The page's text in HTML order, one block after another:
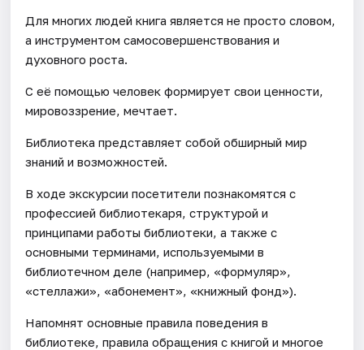
Для многих людей книга является не просто словом,
а инструментом самосовершенствования и
духовного роста.
С её помощью человек формирует свои ценности,
мировоззрение, мечтает.
Библиотека представляет собой обширный мир
знаний и возможностей.
В ходе экскурсии посетители познакомятся с
профессией библиотекаря, структурой и
принципами работы библиотеки, а также с
основными терминами, используемыми в
библиотечном деле (например, «формуляр»,
«стеллажи», «абонемент», «книжный фонд»).
Напомнят основные правила поведения в
библиотеке, правила обращения с книгой и многое